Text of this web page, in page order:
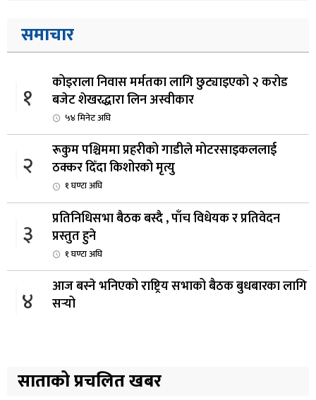
समाचार
१
कोइराला निवास मर्मतका लागि छुट्याइएको २ करोड
बजेट शेखरद्धारा लिन अस्वीकार
५४ मिनेट अघि
२
रूकुम पश्चिममा प्रहरीको गाडीले मोटरसाइकललाई
ठक्कर दिँदा किशोरको मृत्यु
१ घण्टा अघि
३
प्रतिनिधिसभा बैठक बस्दै , पाँच विधेयक र प्रतिवेदन
प्रस्तुत हुने
१ घण्टा अघि
४
आज बस्ने भनिएको राष्ट्रिय सभाको बैठक बुधबारका लागि
सर्‍यो
५
रंगेहात पक्राउ
१ घण्टा अघि
साताको प्रचलित खबर